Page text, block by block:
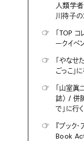
人類学者
川待子の
☞
「TOP コ
ークイベ
☞
「やな
ごっこ」に
☞
「山室眞
誌〉 / 併
で」に行く
☞
『ブック
Book